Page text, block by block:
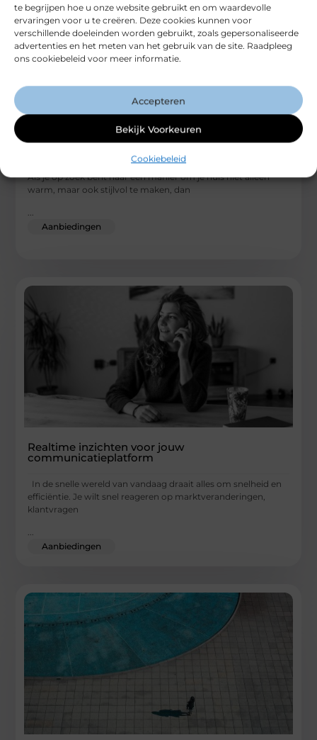
te begrijpen hoe u onze website gebruikt en om waardevolle
ervaringen voor u te creëren. Deze cookies kunnen voor
verschillende doeleinden worden gebruikt, zoals gepersonaliseerde
advertenties en het meten van het gebruik van de site. Raadpleeg
ons cookiebeleid voor meer informatie.
Accepteren
Bekijk Voorkeuren
Cookiebeleid
Houtkachel: jouw bron van natuurlijke warmte
Als je op zoek bent naar een manier om je huis niet alleen
warm, maar ook stijlvol te maken, dan
Aanbiedingen
Realtime inzichten voor jouw
communicatieplatform
In de snelle wereld van vandaag draait alles om snelheid en
efficiëntie. Je wilt snel reageren op marktveranderingen,
klantvragen
...
Aanbiedingen